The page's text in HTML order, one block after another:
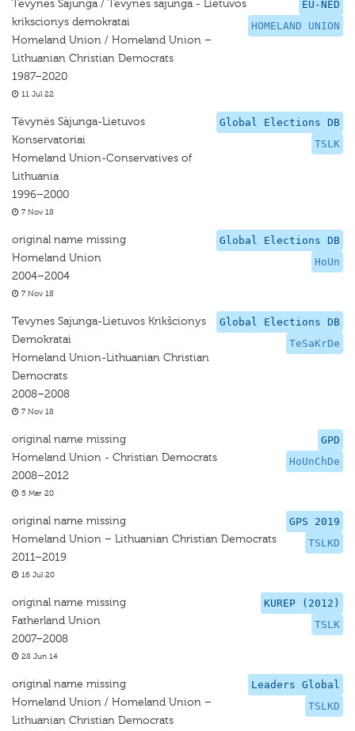
EU-NED
HOMELAND UNION
Tevynes Sajunga / Tevynes sajunga - Lietuvos
krikscionys demokratai
Homeland Union / Homeland Union –
Lithuanian Christian Democrats
1987–2020
11 Jul 22
Global Elections DB
TSLK
Tëvynës Sàjunga-Lietuvos
Konservatoriai
Homeland Union-Conservatives of
Lithuania
1996–2000
7 Nov 18
Global Elections DB
HoUn
original name missing
Homeland Union
2004–2004
7 Nov 18
Global Elections DB
TeSaKrDe
Tevynes Sajunga-Lietuvos Krikšcionys
Demokratai
Homeland Union-Lithuanian Christian
Democrats
2008–2008
7 Nov 18
GPD
HoUnChDe
original name missing
Homeland Union - Christian Democrats
2008–2012
5 Mar 20
GPS 2019
TSLKD
original name missing
Homeland Union – Lithuanian Christian Democrats
2011–2019
16 Jul 20
KUREP (2012)
TSLK
original name missing
Fatherland Union
2007–2008
28 Jun 14
Leaders Global
TSLKD
original name missing
Homeland Union / Homeland Union –
Lithuanian Christian Democrats